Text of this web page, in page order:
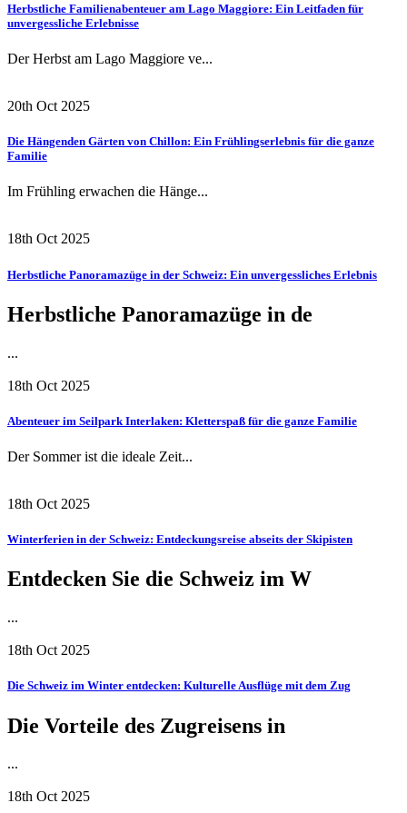
Herbstliche Familienabenteuer am Lago Maggiore: Ein Leitfaden für
unvergessliche Erlebnisse
Der Herbst am Lago Maggiore ve...
20th Oct 2025
Die Hängenden Gärten von Chillon: Ein Frühlingserlebnis für die ganze
Familie
Im Frühling erwachen die Hänge...
18th Oct 2025
Herbstliche Panoramazüge in der Schweiz: Ein unvergessliches Erlebnis
Herbstliche Panoramazüge in de
...
18th Oct 2025
Abenteuer im Seilpark Interlaken: Kletterspaß für die ganze Familie
Der Sommer ist die ideale Zeit...
18th Oct 2025
Winterferien in der Schweiz: Entdeckungsreise abseits der Skipisten
Entdecken Sie die Schweiz im W
...
18th Oct 2025
Die Schweiz im Winter entdecken: Kulturelle Ausflüge mit dem Zug
Die Vorteile des Zugreisens in
...
18th Oct 2025